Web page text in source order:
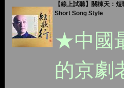
【線上試聽】關棟天：
Short Song Style
★中國
的京劇